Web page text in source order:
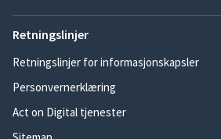
Retningslinjer
Retningslinjer for informasjonskapsler
Personvernerklæring
Act on Digital tjenester